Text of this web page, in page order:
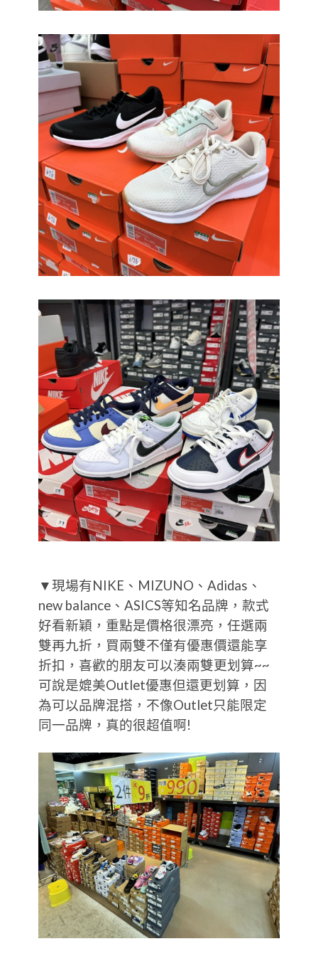
▼現場有NIKE、MIZUNO、Adidas、
new balance、ASICS等知名品牌，款式
好看新穎，重點是價格很漂亮，任選兩
雙再九折，買兩雙不僅有優惠價還能享
折扣，喜歡的朋友可以湊兩雙更划算~~
可說是媲美Outlet優惠但還更划算，因
為可以品牌混搭，不像Outlet只能限定
同一品牌，真的很超值啊!